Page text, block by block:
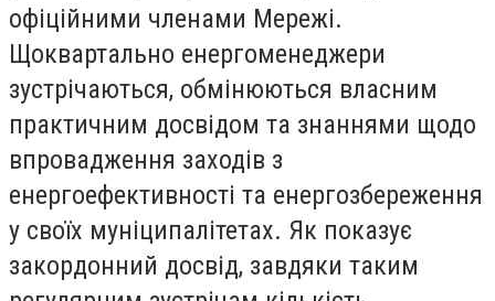
офіційними членами Мережі.
Щоквартально енергоменеджери
зустрічаються, обмінюються власним
практичним досвідом та знаннями щодо
впровадження заходів з
енергоефективності та енергозбереження
у своїх муніципалітетах. Як показує
закордонний досвід, завдяки таким